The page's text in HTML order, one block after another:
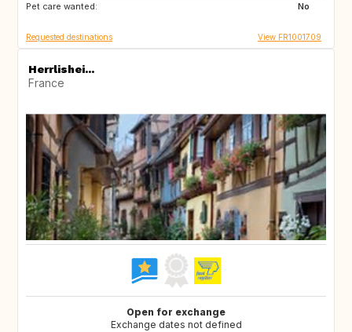
Pet care wanted:
No
Requested destinations View FR1001709
Herrlishei...
France
Open for exchange
Exchange dates not defined